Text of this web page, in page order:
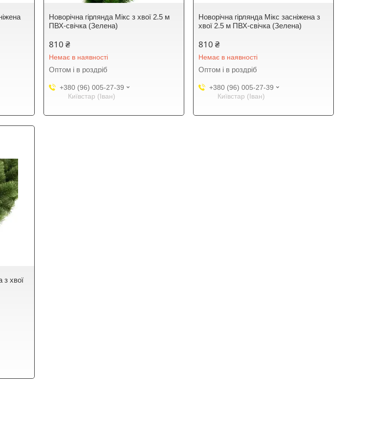
Новорічна гірлянда Мікс з хвої 2.5 м
ПВХ-свічка (Зелена)
810 ₴
Немає в наявності
Оптом і в роздріб
+380 (96) 005-27-39
Київстар (Іван)
Новорічна гірлянда Мікс засніжена з
хвої 2.5 м ПВХ-свічка (Зелена)
810 ₴
Немає в наявності
Оптом і в роздріб
+380 (96) 005-27-39
Київстар (Іван)
з хвої